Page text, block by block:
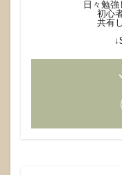
日々勉
初心
共有